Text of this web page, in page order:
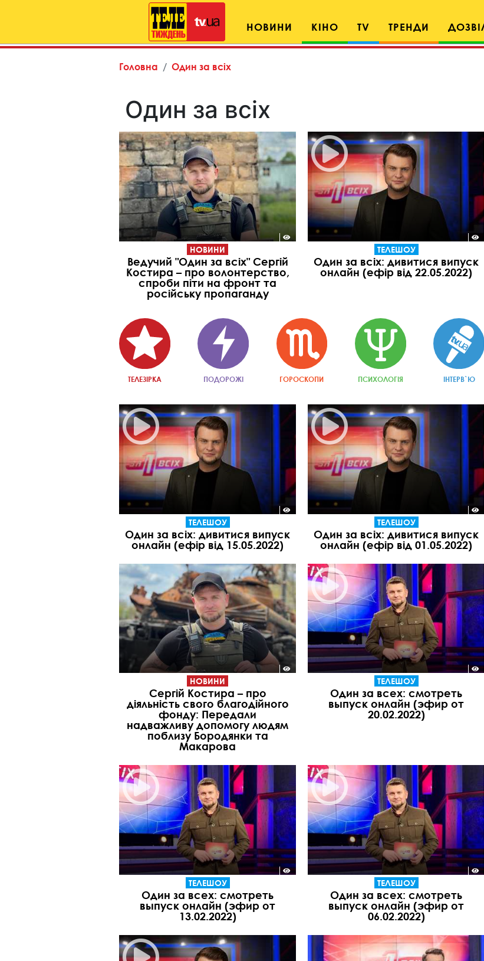
НОВИНИ КІНО TV ТРЕНДИ
Головна Один за всіх
Один за всіх
НОВИНИ
Ведучий "Один за всіх" Сергій
Костира – про волонтерство,
спроби піти на фронт та
російську пропаганду
ТЕЛЕШОУ
Один за всіх: дивитися випуск
онлайн (ефір від 22.05.2022)
ТЕЛЕЗІРКА ПОДОРОЖІ ГОРОСКОПИ ПСИХОЛОГІЯ ІНТЕРВ`Ю
ТЕЛЕШОУ
Один за всіх: дивитися випуск
онлайн (ефір від 15.05.2022)
ТЕЛЕШОУ
Один за всіх: дивитися випуск
онлайн (ефір від 01.05.2022)
НОВИНИ
Сергій Костира – про
діяльність свого благодійного
фонду: Передали
надважливу допомогу людям
поблизу Бородянки та
Макарова
ТЕЛЕШОУ
Один за всех: смотреть
выпуск онлайн (эфир от
20.02.2022)
ТЕЛЕШОУ
Один за всех: смотреть
выпуск онлайн (эфир от
13.02.2022)
ТЕЛЕШОУ
Один за всех: смотреть
выпуск онлайн (эфир от
06.02.2022)